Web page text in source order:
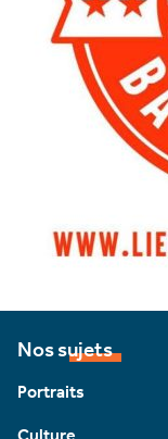
Nos sujets
Portraits
Culture